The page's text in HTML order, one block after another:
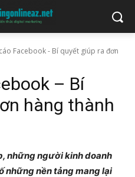
Facebook - Bí quyết giúp ra đơn
– Bí
hàng thành
những người kinh doanh
những nền tảng mang lại